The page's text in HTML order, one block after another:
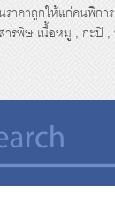
ราคาถูกให้แก่คนพิกา
ารพิษ เนื้อหมู , กะปิ